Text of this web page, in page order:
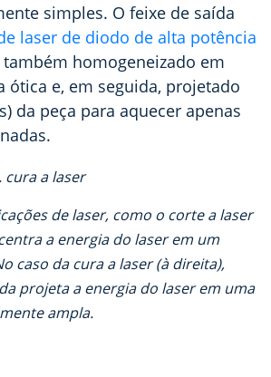
simples. O feixe de saída
laser de diodo de alta potência
homogeneizado em
ótica e, em seguida, projetado
da peça para aquecer apenas
de laser, como o corte a laser
a energia do laser em um
caso da cura a laser (à direita),
projeta a energia do laser em uma
ampla.